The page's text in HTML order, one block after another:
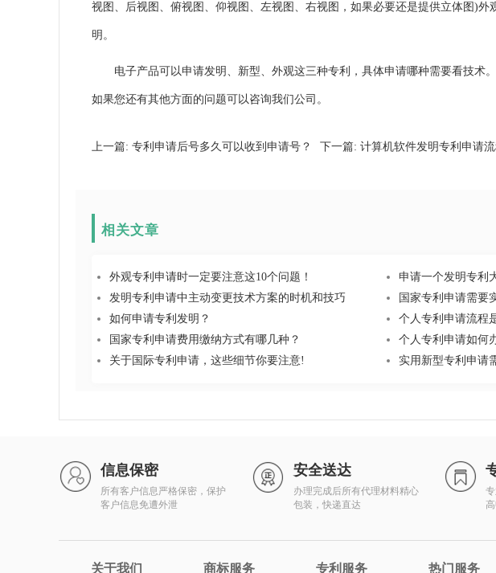
视图、后视图、俯视图、仰视图、左视图、右视图，如果必要还是提供立体图)
明。
电子产品可以申请发明、新型、外观这三种专利，具体申请哪种需要看技术
如果您还有其他方面的问题可以咨询我们公司。
上一篇: 专利申请后号多久可以收到申请号？ 下一篇: 计算机软件发明专利申请
相关文章
外观专利申请时一定要注意这10个问题！
申请一个发明专利
发明专利申请中主动变更技术方案的时机和技巧
国家专利申请需要
如何申请专利发明？
个人专利申请流程
国家专利申请费用缴纳方式有哪几种？
个人专利申请如何
关于国际专利申请，这些细节你要注意!
实用新型专利申请
信息保密
所有客户信息严格保密，保护
客户信息免遭外泄
安全送达
办理完成后所有代理材料精心
包装，快递直达
关于我们 商标服务 专利服务 热门服务